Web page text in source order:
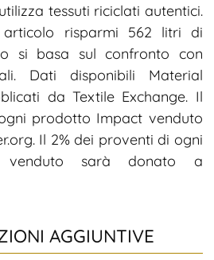
tessuti riciclati autentici.
articolo risparmi 562 litri di
si basa sul confronto con
Dati disponibili Material
da Textile Exchange. Il
prodotto Impact venduto
Il 2% dei proventi di ogni
venduto sarà donato a
AGGIUNTIVE